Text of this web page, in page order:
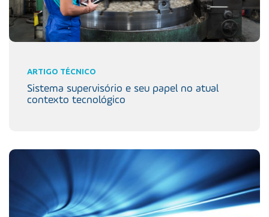
ARTIGO TÉCNICO
Sistema supervisório e seu papel no atual
contexto tecnológico